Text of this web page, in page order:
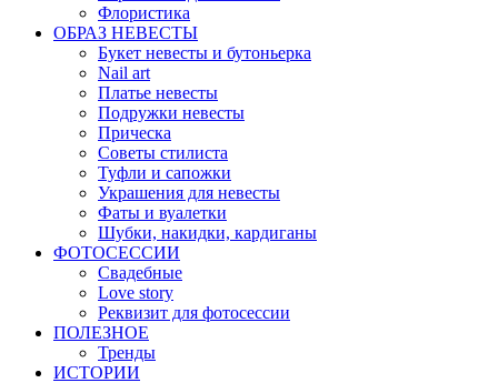
Флористика
ОБРАЗ НЕВЕСТЫ
Букет невесты и бутоньерка
Nail art
Платье невесты
Подружки невесты
Прическа
Советы стилиста
Туфли и сапожки
Украшения для невесты
Фаты и вуалетки
Шубки, накидки, кардиганы
ФОТОСЕССИИ
Свадебные
Love story
Реквизит для фотосессии
ПОЛЕЗНОЕ
Тренды
ИСТОРИИ